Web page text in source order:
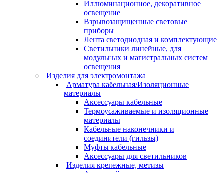
Иллюминационное, декоративное
освещение
Взрывозащищенные световые
приборы
Лента светодиодная и комплектующие
Светильники линейные, для
модульных и магистральных систем
освещения
Изделия для электромонтажа
Арматура кабельная/Изоляционные
материалы
Аксессуары кабельные
Термоусаживаемые и изоляционные
материалы
Кабельные наконечники и
соединители (гильзы)
Муфты кабельные
Аксессуары для светильников
Изделия крепежные, метизы